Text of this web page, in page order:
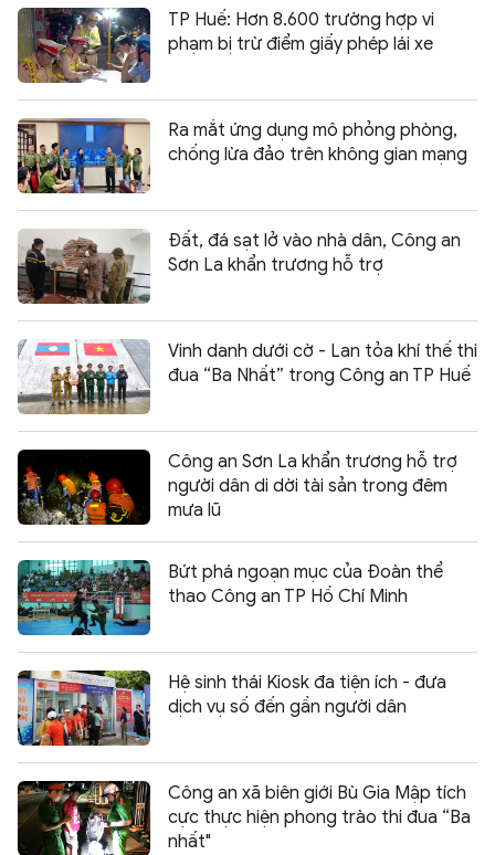
TP Huế: Hơn 8.600 trường hợp vi
phạm bị trừ điểm giấy phép lái xe
Ra mắt ứng dụng mô phỏng phòng,
chống lừa đảo trên không gian mạng
Đất, đá sạt lở vào nhà dân, Công an
Sơn La khẩn trương hỗ trợ
Vinh danh dưới cờ - Lan tỏa khí thế thi
đua “Ba Nhất” trong Công an TP Huế
Công an Sơn La khẩn trương hỗ trợ
người dân di dời tài sản trong đêm
mưa lũ
Bứt phá ngoạn mục của Đoàn thể
thao Công an TP Hồ Chí Minh
Hệ sinh thái Kiosk đa tiện ích - đưa
dịch vụ số đến gần người dân
Công an xã biên giới Bù Gia Mập tích
cực thực hiện phong trào thi đua “Ba
nhất"